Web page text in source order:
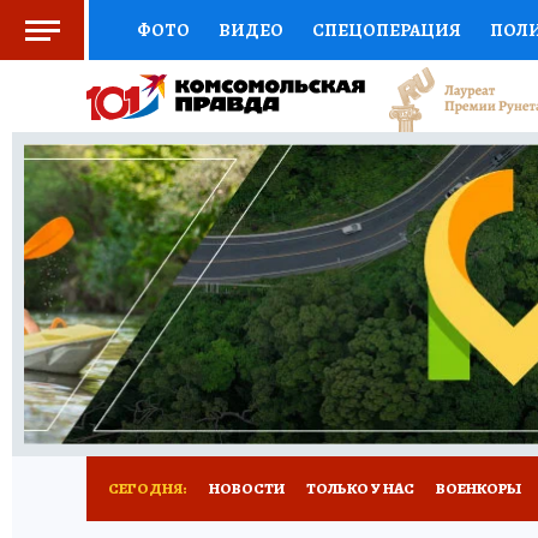
ФОТО ВИДЕО СПЕЦОПЕРАЦИЯ
СОЦПОДДЕРЖКА НАУКА СПОРТ
ВЫБОР ЭКСПЕРТОВ ДОКТОР
КНИЖНАЯ ПОЛКА ПРОГНОЗЫ НА СПОРТ
ПРЕСС-ЦЕНТР НЕДВИЖИМОСТЬ
РАДИО КП РЕКЛАМА ТЕСТЫ НОВОЕ
СЕГОДНЯ: НОВОСТИ ТОЛЬКО У НАС ВОЕНКОРЫ